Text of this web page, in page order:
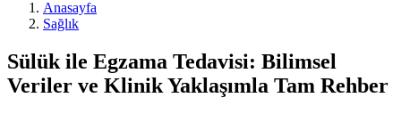
Anasayfa
Sağlık
Sülük ile Egzama Tedavisi: Bilimsel
Veriler ve Klinik Yaklaşımla Tam Rehber